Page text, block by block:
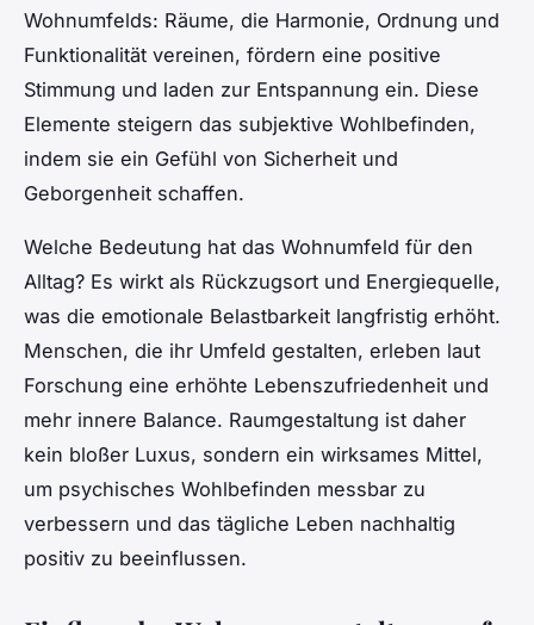
Wohnumfelds: Räume, die Harmonie, Ordnung und
Funktionalität vereinen, fördern eine positive
Stimmung und laden zur Entspannung ein. Diese
Elemente steigern das subjektive Wohlbefinden,
indem sie ein Gefühl von Sicherheit und
Geborgenheit schaffen.
Welche Bedeutung hat das Wohnumfeld für den
Alltag? Es wirkt als Rückzugsort und Energiequelle,
was die emotionale Belastbarkeit langfristig erhöht.
Menschen, die ihr Umfeld gestalten, erleben laut
Forschung eine erhöhte Lebenszufriedenheit und
mehr innere Balance. Raumgestaltung ist daher
kein bloßer Luxus, sondern ein wirksames Mittel,
um psychisches Wohlbefinden messbar zu
verbessern und das tägliche Leben nachhaltig
positiv zu beeinflussen.